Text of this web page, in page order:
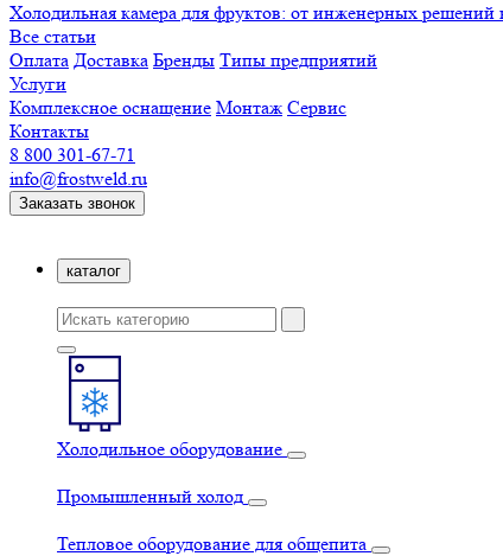
Холодильная камера для фруктов: от инженерных решений
Все статьи
Оплата Доставка Бренды Типы предприятий
Услуги
Комплексное оснащение Монтаж Сервис
Контакты
8 800 301-67-71
info@frostweld.ru
Заказать звонок
каталог
Холодильное оборудование
Промышленный холод
Тепловое оборудование для общепита